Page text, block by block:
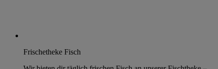
Frischetheke Fisch